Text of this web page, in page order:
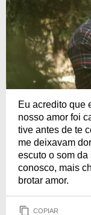
Eu acredito que
nosso amor foi
tive antes de te
me deixavam
escuto o som
conosco, mais
brotar amor.
COPIAR